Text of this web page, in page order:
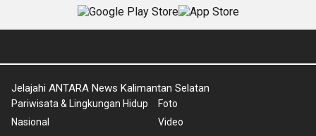
Jelajahi ANTARA News Kalimantan Selatan
Pariwisata & Lingkungan Hidup
Nasional
Foto
Video